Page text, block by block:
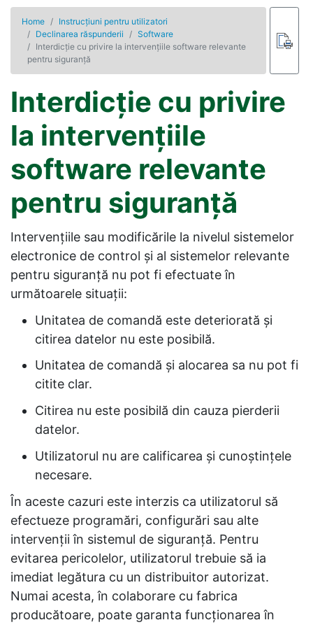
Home
Instrucţiuni pentru utilizatori
Declinarea răspunderii
Software
Interdicţie cu privire la intervenţiile software relevante
pentru siguranţă
Interdicţie cu privire
la intervenţiile
software relevante
pentru siguranţă
Intervenţiile sau modificările la nivelul sistemelor
electronice de control şi al sistemelor relevante
pentru siguranţă nu pot fi efectuate în
următoarele situaţii:
Unitatea de comandă este deteriorată şi
citirea datelor nu este posibilă.
Unitatea de comandă şi alocarea sa nu pot fi
citite clar.
Citirea nu este posibilă din cauza pierderii
datelor.
Utilizatorul nu are calificarea şi cunoştinţele
necesare.
În aceste cazuri este interzis ca utilizatorul să
efectueze programări, configurări sau alte
intervenţii în sistemul de siguranţă. Pentru
evitarea pericolelor, utilizatorul trebuie să ia
imediat legătura cu un distribuitor autorizat.
Numai acesta, în colaborare cu fabrica
producătoare, poate garanta funcţionarea în